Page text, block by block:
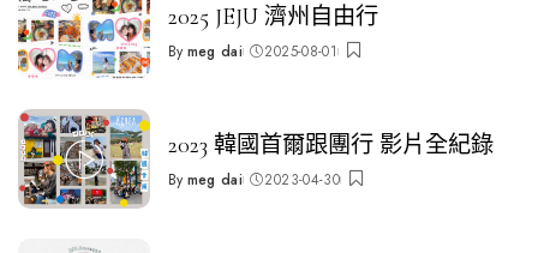
2025 JEJU 濟州自由行
Posted
By meg dai 2025-08-01
2023 韓國首爾跟團行 影片全紀錄
Posted
By meg dai 2023-04-30